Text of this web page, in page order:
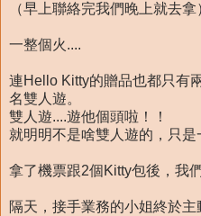
（早上聯絡完我們晚上就去拿
一整個火....
連Hello Kitty的贈品也都只有
名雙人遊。
雙人遊....遊他個頭啦！！
就明明不是啥雙人遊的，只
拿了機票跟2個Kitty包後，我
隔天，接手業務的小姐終於